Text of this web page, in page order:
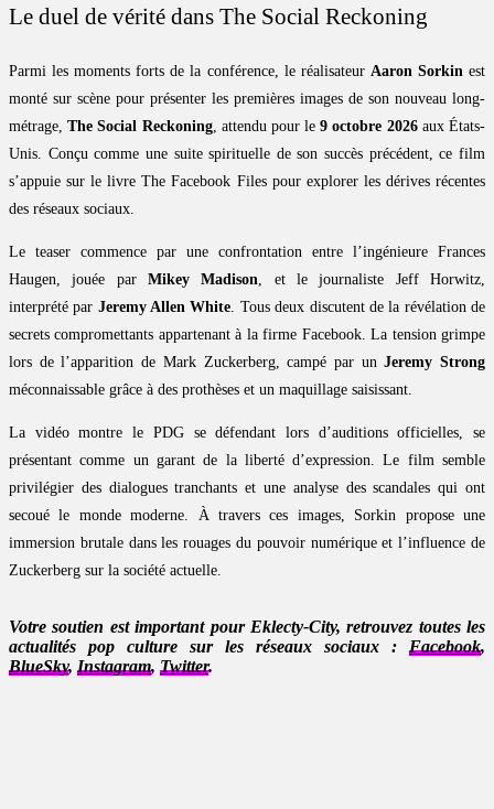
Le duel de vérité dans The Social Reckoning
Parmi les moments forts de la conférence, le réalisateur Aaron Sorkin est
monté sur scène pour présenter les premières images de son nouveau long-
métrage,The Social Reckoning, attendu pour le9 octobre 2026aux États-
Unis. Conçu comme une suite spirituelle de son succès précédent, ce film
s’appuie sur le livre The Facebook Files pour explorer les dérives récentes
des réseaux sociaux.
Le teaser commence par une confrontation entre l’ingénieure Frances
Haugen, jouée par Mikey Madison , et le journaliste Jeff Horwitz,
interprété par Jeremy Allen White . Tous deux discutent de la révélation de
secrets compromettants appartenant à la firme Facebook. La tension grimpe
lors de l’apparition de Mark Zuckerberg, campé par unJeremy Strong
méconnaissable grâce à des prothèses et un maquillage saisissant.
La vidéo montre le PDG se défendant lors d’auditions officielles, se
présentant comme un garant de la liberté d’expression. Le film semble
privilégier des dialogues tranchants et une analyse des scandales qui ont
secoué le monde moderne. À travers ces images, Sorkin propose une
immersion brutale dans les rouages du pouvoir numérique et l’influence de
Zuckerberg sur la société actuelle.
Votre soutien est important pour Eklecty-City, retrouvez toutes les
actualités pop culture sur les réseaux sociaux : Facebook,
BlueSky, Instagram, Twitter.